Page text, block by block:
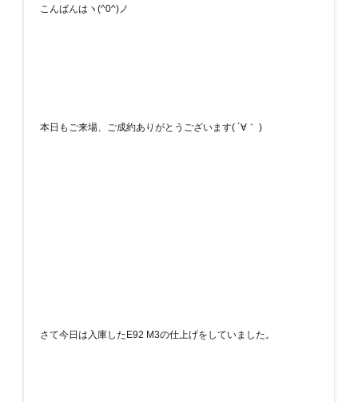
こんばんはヽ(^0^)ノ
本日もご来場、ご成約ありがとうございます( ´∀｀ )
さて今日は入庫したE92 M3の仕上げをしていました。